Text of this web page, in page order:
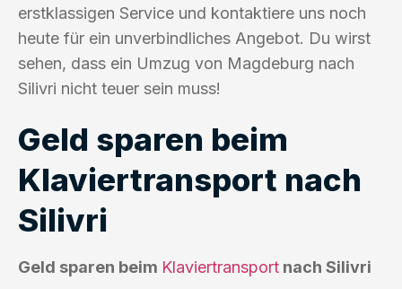
erstklassigen Service und kontaktiere uns noch
heute für ein unverbindliches Angebot. Du wirst
sehen, dass ein Umzug von Magdeburg nach
Silivri nicht teuer sein muss!
Geld sparen beim
Klaviertransport nach
Silivri
Geld sparen beim Klaviertransport nach Silivri